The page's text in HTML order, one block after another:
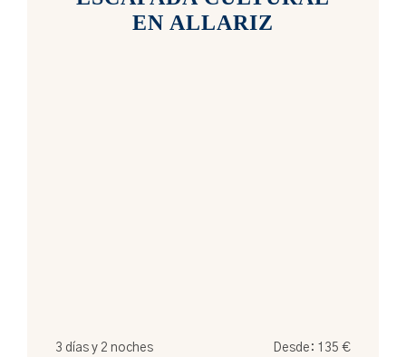
EN ALLARIZ
3 días y 2 noches Desde: 135 €